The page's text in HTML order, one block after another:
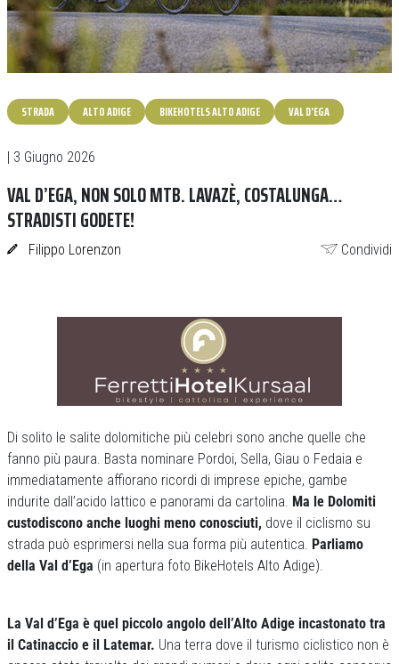
STRADA ALTO ADIGE BIKEHOTELS ALTO ADIGE VAL D'EGA
| 3 Giugno 2026
VAL D’EGA, NON SOLO MTB. LAVAZÈ, COSTALUNGA…
STRADISTI GODETE!
Filippo Lorenzon Condividi
Di solito le salite dolomitiche più celebri sono anche quelle che
fanno più paura. Basta nominare Pordoi, Sella, Giau o Fedaia e
immediatamente affiorano ricordi di imprese epiche, gambe
indurite dall’acido lattico e panorami da cartolina. Ma le Dolomiti
custodiscono anche luoghi meno conosciuti, dove il ciclismo su
strada può esprimersi nella sua forma più autentica. Parliamo
della Val d’Ega (in apertura foto BikeHotels Alto Adige).
La Val d’Ega è quel piccolo angolo dell’Alto Adige incastonato tra
il Catinaccio e il Latemar. Una terra dove il turismo ciclistico non è